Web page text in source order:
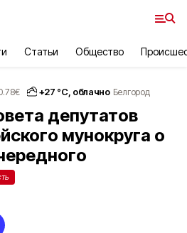
Статьи Общество
€ +27 °С, облачно Белгород
депутатов
мунокруга о